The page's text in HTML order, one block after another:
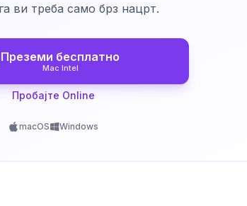
ви треба само брз нацрт.
Преземи бесплатно
Mac Intel
Пробајте Online
macOS Windows